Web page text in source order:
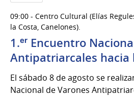
de
Ago
del
2026
09:00 - Centro Cultural (Elías
la Costa, Canelones).
1.ᵉʳ Encuentro
Antipatriarcales hacia
El sábado 8 de agosto se
Nacional de Varones